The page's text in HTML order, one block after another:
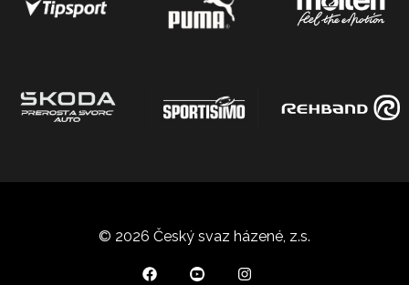
© 2026 Český svaz házené, z.s.